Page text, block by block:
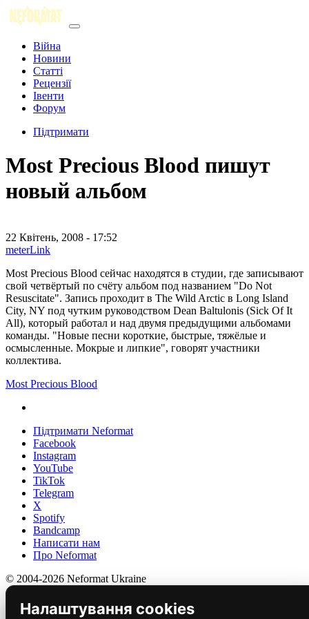
Війна
Новини
Статті
Рецензії
Івенти
Форум
Підтримати
Most Precious Blood пишут
новый альбом
22 Квітень, 2008 - 17:52
meterLink
Most Precious Blood сейчас находятся в студии, где записывают
свой четвёртый по счёту альбом под названием "Do Not
Resuscitate". Запись проходит в The Wild Arctic в Long Island
City, NY под чутким руководством Dean Baltulonis (Sick Of It
All), который работал и над двумя предыдущими альбомами
команды. "Новые песни короткие, быстрые, тяжёлые и
осмысленные. Мокрые и липкие", говорят участники
коллектива.
Most Precious Blood
Підтримати Neformat
Facebook
Instagram
YouTube
TikTok
Telegram
X
Spotify
Bandcamp
Написати нам
Про Neformat
© 2004-2026 Neformat Ukraine
Налаштування cookies